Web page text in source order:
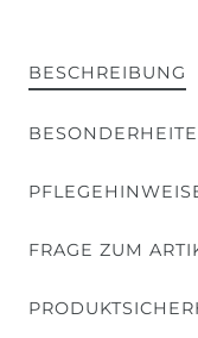
BESCHREIBUNG
FRAGE ZUM